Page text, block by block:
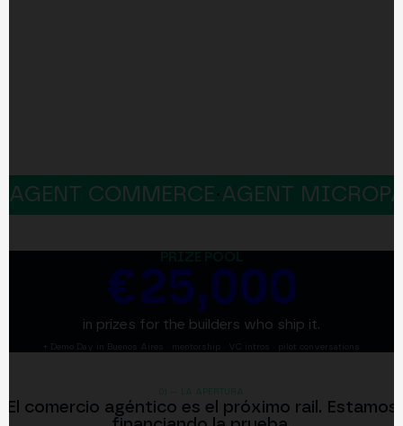
COMMERCE·AGENT
€25,000
in prizes for the builders who ship it.
+ Demo Day in Buenos Aires · mentorship · VC intros · pilot conversations
01 — LA APERTURA
El comercio agéntico es el próximo rail. Estamos